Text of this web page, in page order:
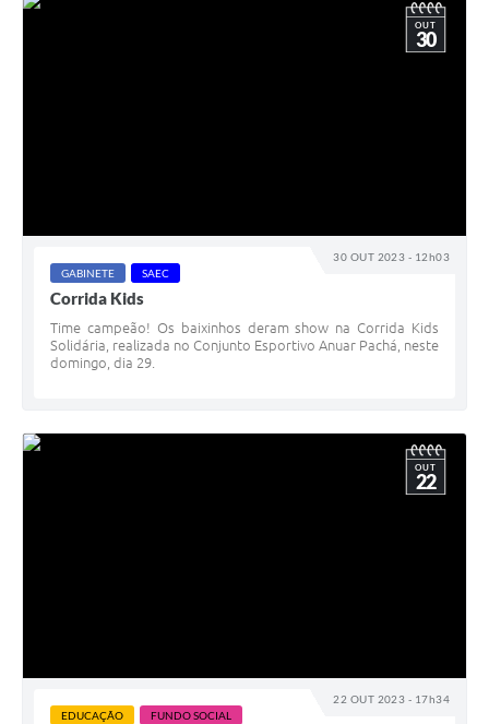
30 OUT 2023 - 12h03
OUT
30
GABINETE SAEC
Corrida Kids
Time campeão! Os baixinhos deram show na Corrida Kids
Solidária, realizada no Conjunto Esportivo Anuar Pachá, neste
domingo, dia 29.
22 OUT 2023 - 17h34
OUT
22
EDUCAÇÃO
FUNDO SOCIAL